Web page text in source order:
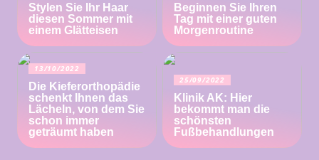
Stylen Sie Ihr Haar
diesen Sommer mit
einem Glätteisen
Beginnen Sie Ihren
Tag mit einer guten
Morgenroutine
13/10/2022
Die Kieferorthopädie
schenkt Ihnen das
Lächeln, von dem Sie
schon immer
geträumt haben
25/09/2022
Klinik AK: Hier
bekommt man die
schönsten
Fußbehandlungen